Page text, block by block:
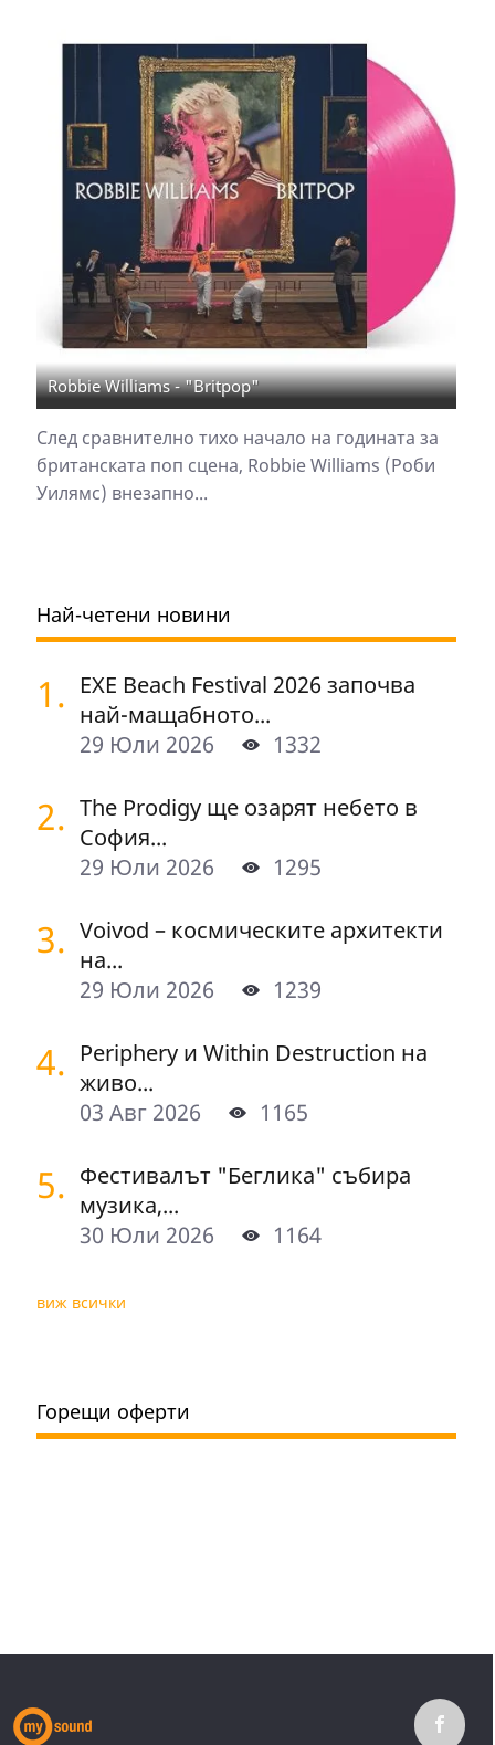
Robbie Williams - "Britpop"
След сравнително тихо начало на годината за
британската поп сцена, Robbie Williams (Роби
Уилямс) внезапно...
Най-четени новини
1. EXE Beach Festival 2026 започва
най-мащабното...
29 Юли 2026
1332
2. The Prodigy ще озарят небето в
София...
29 Юли 2026
1295
3. Voivod – космическите архитекти
на...
29 Юли 2026
1239
4. Periphery и Within Destruction на
живо...
03 Авг 2026
1165
5. Фестивалът "Беглика" събира
музика,...
30 Юли 2026
1164
виж всички
Горещи оферти